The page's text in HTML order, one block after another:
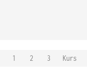
1 2 3
Kurs